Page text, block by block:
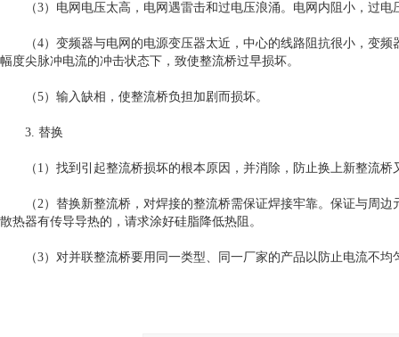
（3）电网电压太高，电网遇雷击和过电压浪涌。电网内阻小，过电
（4）变频器与电网的电源变压器太近，中心的线路阻抗很小，变频
幅度尖脉冲电流的冲击状态下，致使整流桥过早损坏。
（5）输入缺相，使整流桥负担加剧而损坏。
3. 替换
（1）找到引起整流桥损坏的根本原因，并消除，防止换上新整流桥
（2）替换新整流桥，对焊接的整流桥需保证焊接牢靠。保证与周边
散热器有传导导热的，请求涂好硅脂降低热阻。
（3）对并联整流桥要用同一类型、同一厂家的产品以防止电流不均